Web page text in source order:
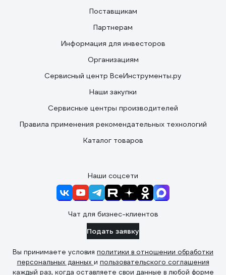
Поставщикам
Партнерам
Информация для инвесторов
Организациям
Сервисный центр ВсеИнструменты.ру
Наши закупки
Сервисные центры производителей
Правила применения рекомендательных технологий
Каталог товаров
Наши соцсети
Чат для бизнес-клиентов
Подать заявку
Вы принимаете условия политики в отношении обработки
персональных данных и пользовательского соглашения
каждый раз, когда оставляете свои данные в любой форме